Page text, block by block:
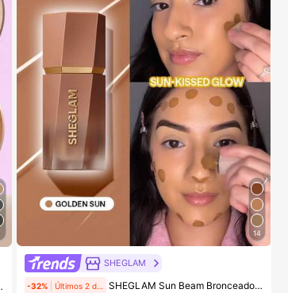
14
SHEGLAM
-32% SHEGLAM Sun Beam Bronceador LíQuido Mate-Golden Sun Marca De Belleza CosméTica Maquillaje Para Mujeres Y NiñAs